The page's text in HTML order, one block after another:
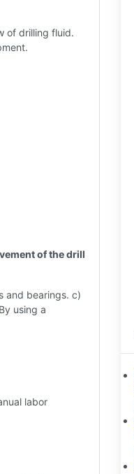
of drilling fluid.
of the drill
and bearings. c)
using a
labor